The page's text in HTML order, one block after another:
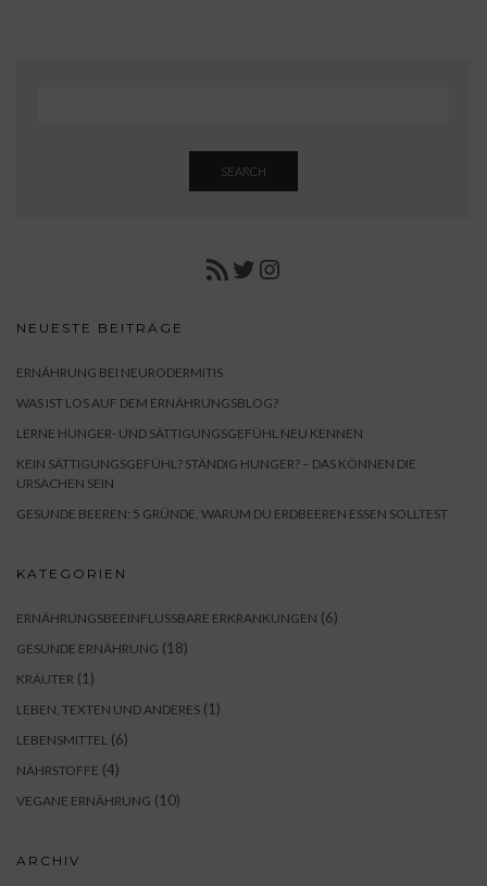
SEARCH
RSS FEED
TWITTER
INSTAGRAM
NEUESTE BEITRÄGE
ERNÄHRUNG BEI NEURODERMITIS
WAS IST LOS AUF DEM ERNÄHRUNGSBLOG?
LERNE HUNGER- UND SÄTTIGUNGSGEFÜHL NEU KENNEN
KEIN SÄTTIGUNGSGEFÜHL? STÄNDIG HUNGER? – DAS KÖNNEN DIE
URSACHEN SEIN
GESUNDE BEEREN: 5 GRÜNDE, WARUM DU ERDBEEREN ESSEN SOLLTEST
KATEGORIEN
ERNÄHRUNGSBEEINFLUSSBARE ERKRANKUNGEN (6)
GESUNDE ERNÄHRUNG (18)
KRÄUTER (1)
LEBEN, TEXTEN UND ANDERES (1)
LEBENSMITTEL (6)
NÄHRSTOFFE (4)
VEGANE ERNÄHRUNG (10)
ARCHIV